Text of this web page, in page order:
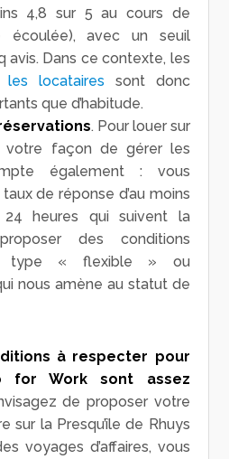
4,8 sur 5 au cours de
écoulée), avec un seuil
avis. Dans ce contexte, les
locataires sont donc
que d’habitude.
. Pour louer sur
votre façon de gérer les
également : vous
de réponse d’au moins
heures qui suivent la
des conditions
type « flexible » ou
nous amène au statut de
à respecter pour
for Work sont assez
de proposer votre
sur la Presqu’île de Rhuys
voyages d’affaires, vous